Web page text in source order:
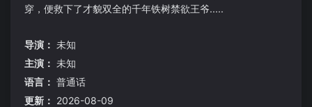
穿，便救下了才貌双全的千年铁树禁欲王爷.....
导演： 未知
主演： 未知
语言： 普通话
更新： 2026-08-09